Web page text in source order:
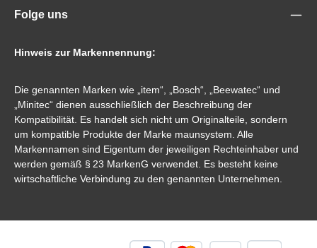
Folge uns
Hinweis zur Markennennung:
Die genannten Marken wie „item“, „Bosch“, „Beewatec“ und
„Minitec“ dienen ausschließlich der Beschreibung der
Kompatibilität. Es handelt sich nicht um Originalteile, sondern
um kompatible Produkte der Marke maunsystem. Alle
Markennamen sind Eigentum der jeweiligen Rechteinhaber und
werden gemäß § 23 MarkenG verwendet. Es besteht keine
wirtschaftliche Verbindung zu den genannten Unternehmen.